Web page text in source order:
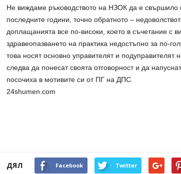
Не виждаме ръководството на НЗОК да е свършило
последните години, точно обратното –
доплащанията все по-високи, което в съчетание с
здравеопазването на практика недостъпно за по-
това носят основно управителят и
следва да понесат своята отговорност и да
посочиха в мотивите си от ПГ на ДПС.
24shumen.com
ДЯЛ Facebook Twitter